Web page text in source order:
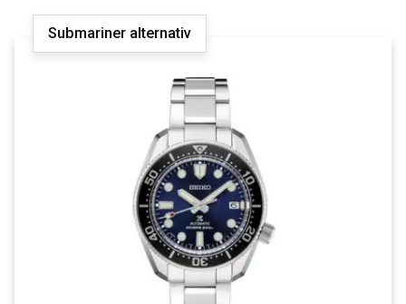
Submariner alternativ